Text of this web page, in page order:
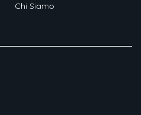
Chi Siamo